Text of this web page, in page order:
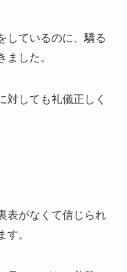
しているのに、驕る
ました。
対しても礼儀正しく
表がなくて信じられ
。